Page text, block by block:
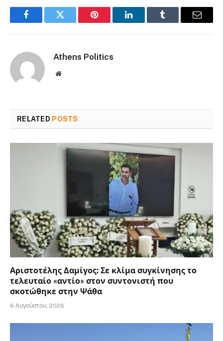
FacebookTwitter Pinterest LinkedInTumblr Email
Athens Politics
Website
RELATED POSTS
Αριστοτέλης Δαμίγος: Σε κλίμα συγκίνησης το
τελευταίο «αντίο» στον συντονιστή που
σκοτώθηκε στην Ψάθα
6 Αυγούστου, 2026